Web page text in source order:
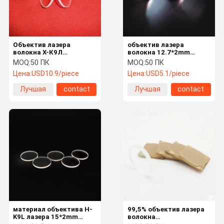
объектив лазера
волокна 12.7*2mm
1064nmAR H-K9L Plano
защитный
MOQ:50 ПК
Цена:USD5.1/piece
Лучшая
contact
Объектив лазера
волокна Х-К9Л
защитный
MOQ:50 ПК
Цена:USD10.9/piece
Лучшая
contact
99,5% объектив лазера
волокна
материал объектива H-
K9L лазера 15*2mm